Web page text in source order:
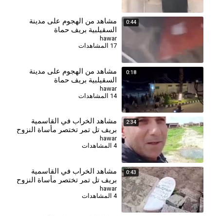
0:44
مشاهد من الهجوم على مدينة
السقيلبية بريف حماة
hawar
0:18
مشاهد من الهجوم على مدينة
السقيلبية بريف حماة
hawar
14 المشاهدات
2:34
مشاهد الخراب في القاسمية
بريف تل تمر تختصر مأساة النزوح
hawar
4 المشاهدات
0:43
مشاهد الخراب في القاسمية
بريف تل تمر تختصر مأساة النزوح
hawar
4 المشاهدات